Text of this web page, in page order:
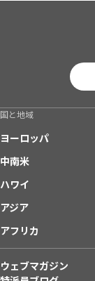
国と地域
ヨーロッパ
中南米
ハワイ
アジア
アフリカ
ウェブマガジン